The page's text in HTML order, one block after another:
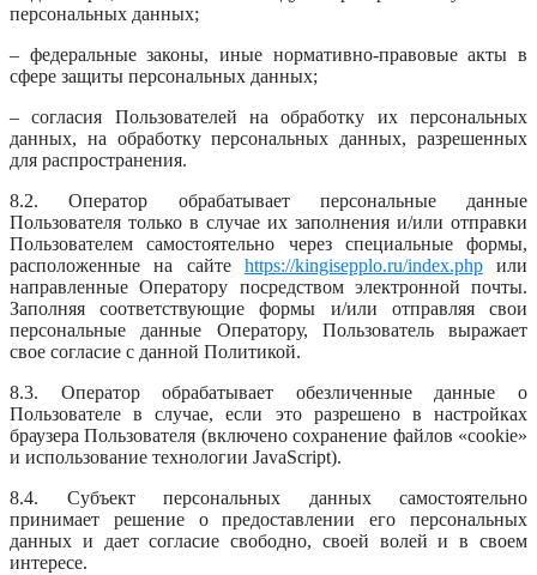
персональных данных;
– федеральные законы, иные нормативно-правовые акты в
сфере защиты персональных данных;
– согласия Пользователей на обработку их персональных
данных, на обработку персональных данных, разрешенных
для распространения.
8.2. Оператор обрабатывает персональные данные
Пользователя только в случае их заполнения и/или отправки
Пользователем самостоятельно через специальные формы,
расположенные на сайте https://kingisepplo.ru/index.phpили
направленные Оператору посредством электронной почты.
Заполняя соответствующие формы и/или отправляя свои
персональные данные Оператору, Пользователь выражает
свое согласие с данной Политикой.
8.3. Оператор обрабатывает обезличенные данные о
Пользователе в случае, если это разрешено в настройках
браузера Пользователя (включено сохранение файлов «cookie»
и использование технологии JavaScript).
8.4. Субъект персональных данных самостоятельно
принимает решение о предоставлении его персональных
данных и дает согласие свободно, своей волей и в своем
интересе.